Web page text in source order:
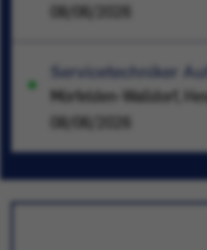
08/06/2026
Servicetechniker
Mörfelden-Walldorf,
08/06/2026